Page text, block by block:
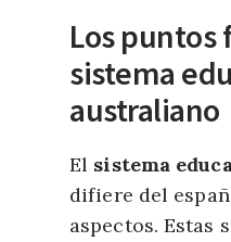
Los puntos
sistema
australiano
El sistema
difiere del
aspectos. Estas